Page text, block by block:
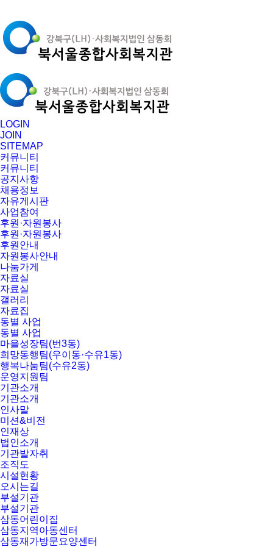
LOGIN
JOIN
SITEMAP
커뮤니티
커뮤니티
공지사항
채용정보
자유게시판
사업참여
후원·자원봉사
후원·자원봉사
후원안내
자원봉사안내
나눔가게
자료실
자료실
갤러리
자료집
동별 사업
동별 사업
마을성장팀(번3동)
희망동행팀(우이동·수유1동)
행복나눔팀(수유2동)
운영지원팀
기관소개
기관소개
인사말
미션&비전
인재상
법인소개
기관발자취
조직도
시설현황
오시는길
부설기관
부설기관
삼동어린이집
삼동지역아동센터
삼동재가방문요양센터